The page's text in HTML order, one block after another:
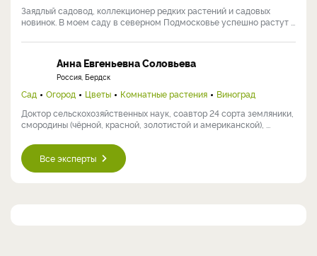
Заядлый садовод, коллекционер редких растений и садовых
новинок. В моем саду в северном Подмосковье успешно растут ...
Анна Евгеньевна Соловьева
Россия, Бердск
Сад Огород Цветы Комнатные растения
Виноград
Доктор сельскохозяйственных наук, соавтор 24 сорта земляники,
смородины (чёрной, красной, золотистой и американской), ...
Все эксперты